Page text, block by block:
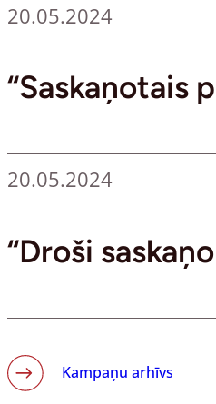
20.05.2024
“Saskaņotais
20.05.2024
“Droši
Kampaņu arhīvs